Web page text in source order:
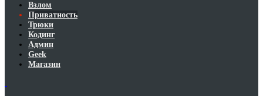
Взлом
Приватность
Трюки
Кодинг
Админ
Geek
Магазин